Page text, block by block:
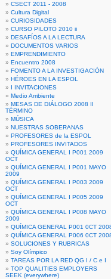
CSECT 2011 - 2008
Cultura Digital
CURIOSIDADES
CURSO PILOTO 2010 ii
DESAFÍOS A LA LECTURA
DOCUMENTOS VARIOS
EMPRENDIMIENTO
Encuentro 2008
FOMENTO A LA INVESTIGACIÓN
HÉROES EN LA ESPOL
I INVITACIONES
Medio Ambiente
MESAS DE DIÁLOGO 2008 II
TÉRMINO
MÚSICA
NUESTRAS SOBERANAS
PROFESORES de la ESPOL
PROFESORES INVITADOS
QUÍMICA GENERAL I P001 2009
OCT
QUÍMICA GENERAL I P001 MAYO
2009
QUÍMICA GENERAL I P003 2009
OCT
QUÍMICA GENERAL I P005 2009
OCT
QUÍMICA GENERAL I P008 MAYO
2009
QUÍMICA GENERAL P001 0CT
QUÍMICA GENERAL P006 0CT
SOLUCIONES Y RUBRICAS
Soy Olímpico
TAREAS POR LA RED QG I / C e I
TOP QUALITIES EMPLOYERS
SEEK (everywhere)